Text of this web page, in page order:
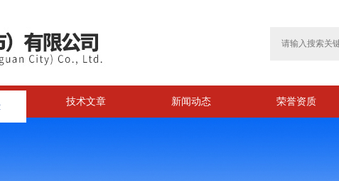
技术文章 新闻动态 荣誉资质